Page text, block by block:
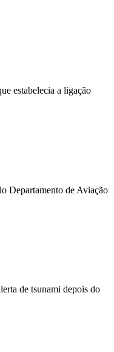
estabelecia a ligação
Departamento de Aviação
de tsunami depois do